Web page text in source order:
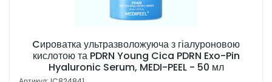
Cироватка ультразволожуюча з гіалуроновою
кислотою та PDRN Young Cica PDRN Exo-Pin
Hyaluronic Serum, MEDI-PEEL - 50 мл